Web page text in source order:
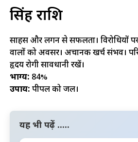
सिंह राशि
साहस और लगन से सफलता। विरोधियों
वालों को अवसर। अचानक खर्च संभव।
हृदय रोगी सावधानी रखें।
भाग्य: 84%
उपाय: पीपल को जल।
यह भी पढ़ें .....